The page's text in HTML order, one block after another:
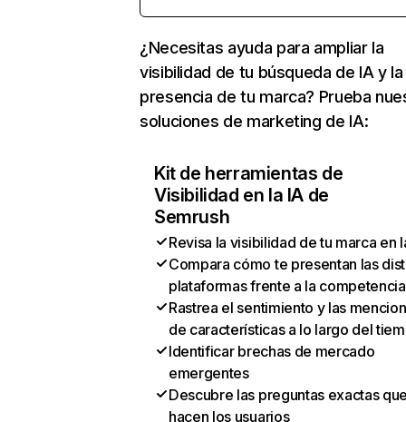
¿Necesitas ayuda para ampliar la
visibilidad de tu búsqueda de IA y la
presencia de tu marca? Prueba
soluciones de marketing de IA:
Kit de herramientas de
Visibilidad en la IA de
Semrush
Revisa la visibilidad de tu marca en
Compara cómo te presentan las
plataformas frente a la competencia
Rastrea el sentimiento y las
de características a lo largo del
Identificar brechas de mercado
emergentes
Descubre las preguntas exactas
hacen los usuarios